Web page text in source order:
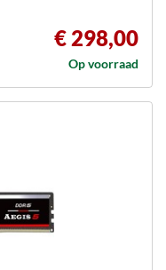
€ 298,00
Op voorraad